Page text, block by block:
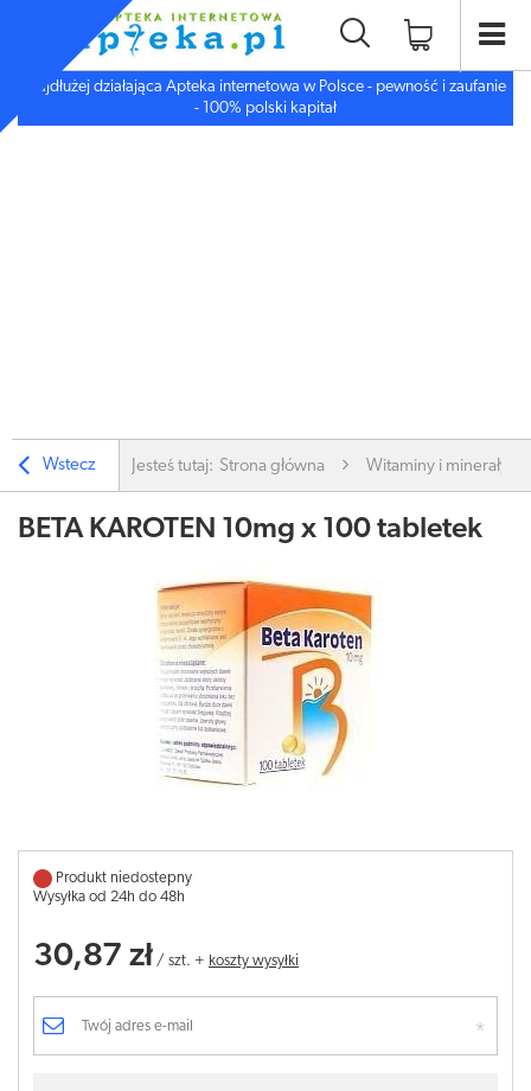
Najdłużej działająca Apteka internetowa w Polsce - pewność i zaufanie
- 100% polski kapitał
Wstecz Jesteś tutaj: Strona główna Witaminy i minerały
BETA KAROTEN 10mg x 100 tabletek
Produkt niedostepny
Wysyłka od 24h do 48h
30,87 zł / szt. + koszty wysyłki